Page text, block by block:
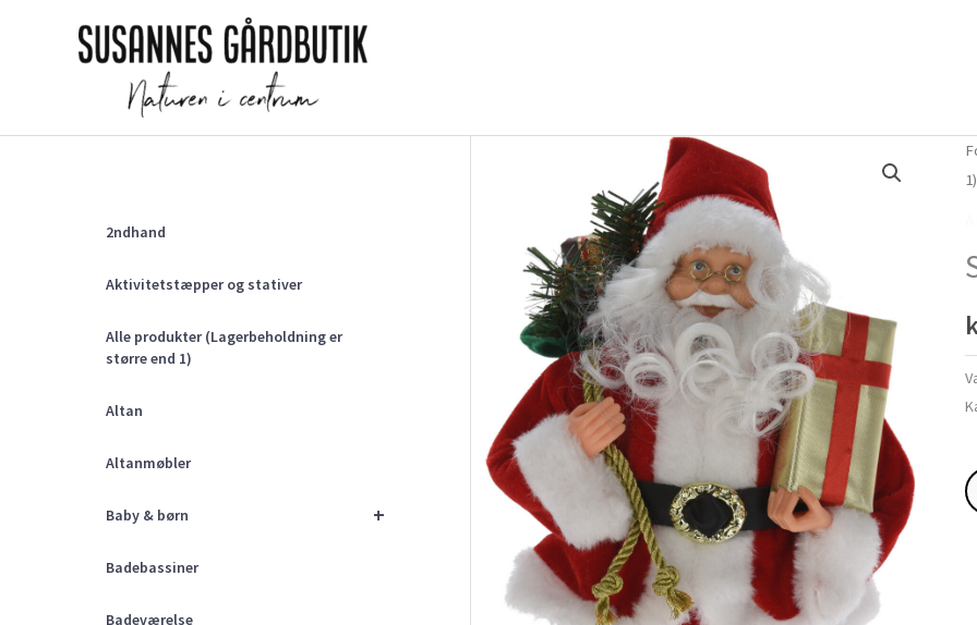
2ndhand
Aktivitetstæpper og stativer
Alle produkter (Lagerbeholdning er
større end 1)
Altan
Altanmøbler
+
Baby & børn
Badebassiner
Badeværelse
1)